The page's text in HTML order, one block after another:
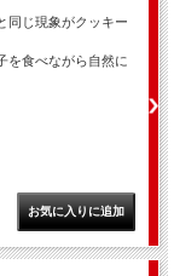
同じ現象がクッキー
を食べながら自然に